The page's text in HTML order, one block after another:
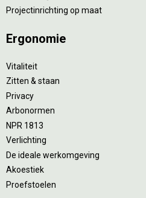
Projectinrichting op maat
Ergonomie
Vitaliteit
Zitten & staan
Privacy
Arbonormen
NPR 1813
Verlichting
De ideale werkomgeving
Akoestiek
Proefstoelen